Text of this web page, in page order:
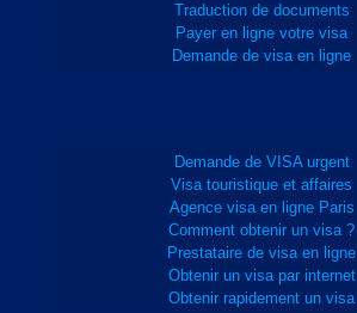
Traduction de documents
Payer en ligne votre visa
Demande de visa en ligne
Demande de VISA urgent
Visa touristique et affaires
Agence visa en ligne Paris
Comment obtenir un visa ?
Prestataire de visa en ligne
Obtenir un visa par internet
Obtenir rapidement un visa